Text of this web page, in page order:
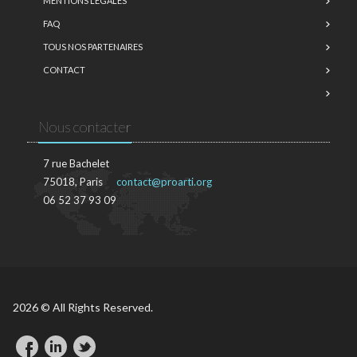
FAQ
TOUS NOS PARTENAIRES
CONTACT
Nous contacter
7 rue Bachelet
75018, Paris
06 52 37 93 09
contact@proarti.org
2026 © All Rights Reserved.